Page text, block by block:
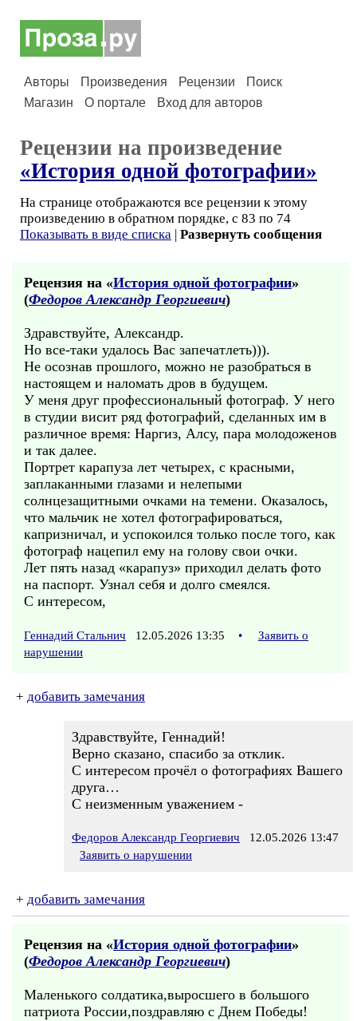
Авторы Произведения Рецензии
Поиск
Магазин
О портале Вход для авторов
Рецензии на произведение
«История одной фотографии»
На странице отображаются все рецензии к этому
произведению в обратном порядке, с 83 по 74
Показывать в виде списка | Развернуть сообщения
Рецензия на «История одной фотографии»
(Федоров Александр Георгиевич)
Здравствуйте, Александр.
Но все-таки удалось Вас запечатлеть))).
Не осознав прошлого, можно не разобраться в
настоящем и наломать дров в будущем.
У меня друг профессиональный фотограф. У него
в студии висит ряд фотографий, сделанных им в
различное время: Наргиз, Алсу, пара молодоженов
и так далее.
Портрет карапуза лет четырех, с красными,
заплаканными глазами и нелепыми
солнцезащитными очками на темени. Оказалось,
что мальчик не хотел фотографироваться,
капризничал, и успокоился только после того, как
фотограф нацепил ему на голову свои очки.
Лет пять назад «карапуз» приходил делать фото
на паспорт. Узнал себя и долго смеялся.
С интересом,
Геннадий Стальнич 12.05.2026 13:35 •
Заявить о
нарушении
+ добавить замечания
Здравствуйте, Геннадий!
Верно сказано, спасибо за отклик.
С интересом прочёл о фотографиях Вашего
друга…
С неизменным уважением -
Федоров Александр Георгиевич 12.05.2026 13:47
Заявить о нарушении
+ добавить замечания
Рецензия на «История одной фотографии»
(Федоров Александр Георгиевич)
Маленького солдатика,выросшего в большого
патриота России,поздравляю с Днем Победы!